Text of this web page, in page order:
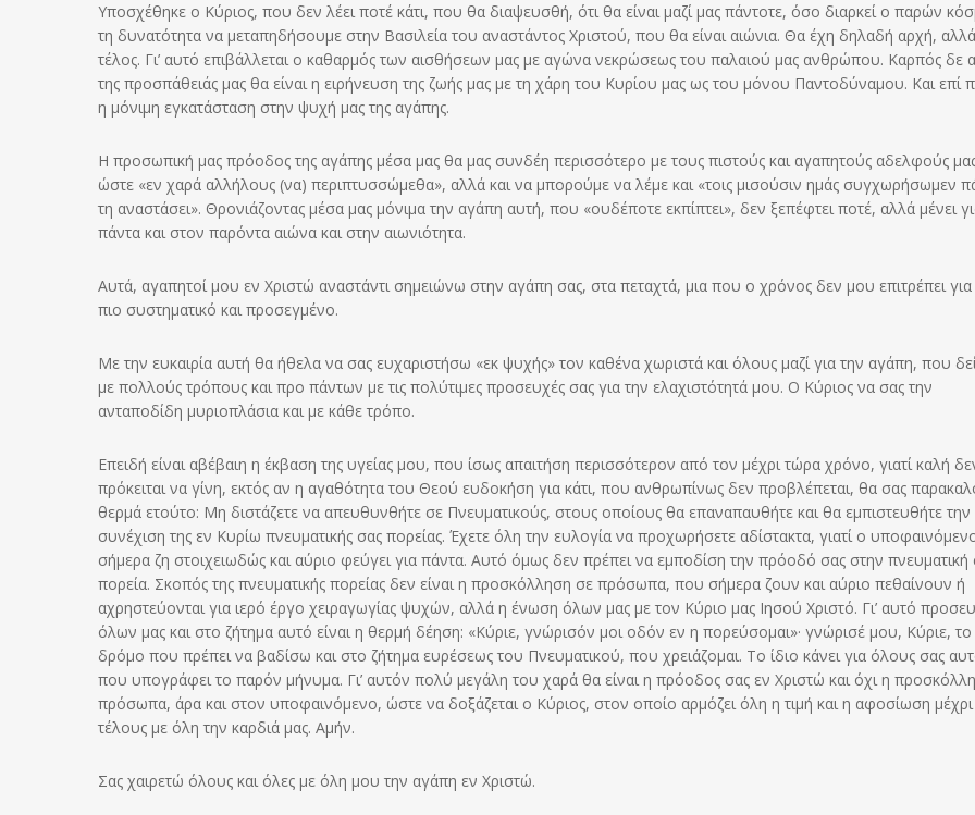
Υποσχέθηκε ο Κύριος, που δεν λέει ποτέ κάτι, που θα διαψευσθή, ότι θα είναι μαζί μας πάντοτε, όσο διαρκεί ο παρών
τη δυνατότητα να μεταπηδήσουμε στην Βασιλεία του αναστάντος Χριστού, που θα είναι αιώνια. Θα έχη δηλαδή αρχή,
τέλος. Γι’ αυτό επιβάλλεται ο καθαρμός των αισθήσεων μας με αγώνα νεκρώσεως του παλαιού μας ανθρώπου. Καρπός δε
της προσπάθειάς μας θα είναι η ειρήνευση της ζωής μας με τη χάρη του Κυρίου μας ως του μόνου Παντοδύναμου. Και επί
η μόνιμη εγκατάσταση στην ψυχή μας της αγάπης.
Η προσωπική μας πρόοδος της αγάπης μέσα μας θα μας συνδέη περισσότερο με τους πιστούς και αγαπητούς αδελφούς
ώστε «εν χαρά αλλήλους (να) περιπτυσσώμεθα», αλλά και να μπορούμε να λέμε και «τοις μισούσιν ημάς συγχωρήσωμεν
τη αναστάσει». Θρονιάζοντας μέσα μας μόνιμα την αγάπη αυτή, που «ουδέποτε εκπίπτει», δεν ξεπέφτει ποτέ, αλλά μένει
πάντα και στον παρόντα αιώνα και στην αιωνιότητα.
Αυτά, αγαπητοί μου εν Χριστώ αναστάντι σημειώνω στην αγάπη σας, στα πεταχτά, μια που ο χρόνος δεν μου επιτρέπει για
πιο συστηματικό και προσεγμένο.
Με την ευκαιρία αυτή θα ήθελα να σας ευχαριστήσω «εκ ψυχής» τον καθένα χωριστά και όλους μαζί για την αγάπη, που
με πολλούς τρόπους και προ πάντων με τις πολύτιμες προσευχές σας για την ελαχιστότητά μου. Ο Κύριος να σας την
ανταποδίδη μυριοπλάσια και με κάθε τρόπο.
Επειδή είναι αβέβαιη η έκβαση της υγείας μου, που ίσως απαιτήση περισσότερον από τον μέχρι τώρα χρόνο, γιατί καλή
πρόκειται να γίνη, εκτός αν η αγαθότητα του Θεού ευδοκήση για κάτι, που ανθρωπίνως δεν προβλέπεται, θα σας
θερμά ετούτο: Μη διστάζετε να απευθυνθήτε σε Πνευματικούς, στους οποίους θα επαναπαυθήτε και θα εμπιστευθήτε την
συνέχιση της εν Κυρίω πνευματικής σας πορείας. Έχετε όλη την ευλογία να προχωρήσετε αδίστακτα, γιατί ο
σήμερα ζη στοιχειωδώς και αύριο φεύγει για πάντα. Αυτό όμως δεν πρέπει να εμποδίση την πρόοδό σας στην πνευματική
πορεία. Σκοπός της πνευματικής πορείας δεν είναι η προσκόλληση σε πρόσωπα, που σήμερα ζουν και αύριο πεθαίνουν ή
αχρηστεύονται για ιερό έργο χειραγωγίας ψυχών, αλλά η ένωση όλων μας με τον Κύριο μας Ιησού Χριστό. Γι’ αυτό
όλων μας και στο ζήτημα αυτό είναι η θερμή δέηση: «Κύριε, γνώρισόν μοι οδόν εν η πορεύσομαι»· γνώρισέ μου, Κύριε, το
δρόμο που πρέπει να βαδίσω και στο ζήτημα ευρέσεως του Πνευματικού, που χρειάζομαι. Το ίδιο κάνει για όλους σας
που υπογράφει το παρόν μήνυμα. Γι’ αυτόν πολύ μεγάλη του χαρά θα είναι η πρόοδος σας εν Χριστώ και όχι η
πρόσωπα, άρα και στον υποφαινόμενο, ώστε να δοξάζεται ο Κύριος, στον οποίο αρμόζει όλη η τιμή και η αφοσίωση μέχρι
τέλους με όλη την καρδιά μας. Αμήν.
Σας χαιρετώ όλους και όλες με όλη μου την αγάπη εν Χριστώ.